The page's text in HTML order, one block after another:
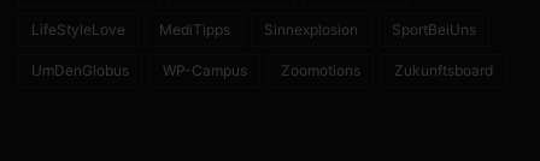
LifeStyleLove MediTipps Sinnexplosion SportBeiUns
UmDenGlobus WP-Campus Zoomotions Zukunftsboard